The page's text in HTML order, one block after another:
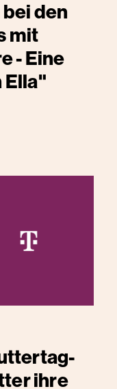
den
mit
- Eine
Ella"
ihre